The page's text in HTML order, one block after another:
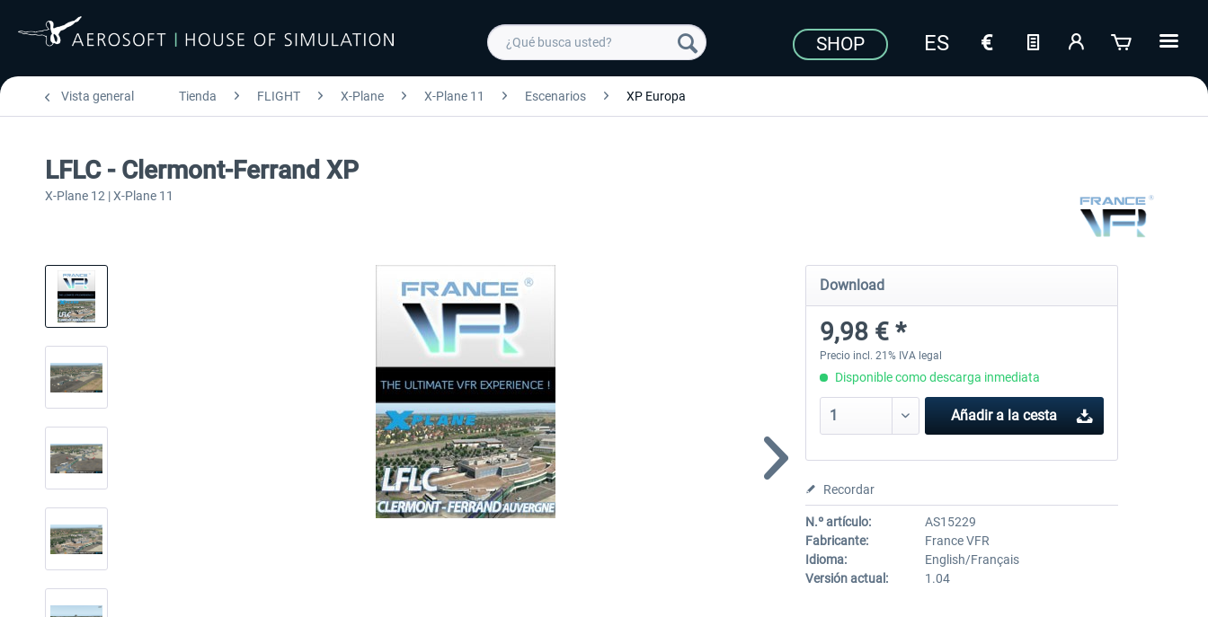
SHOP
Vista general Tienda FLIGHT X-Plane X-Plane 11 Escenarios XP Europa
LFLC - Clermont-Ferrand XP
X-Plane 12 | X-Plane 11
Download
9,98 € *
Precio incl. 21% IVA legal
Disponible como descarga inmediata
Añadir a la cesta
Recordar
N.º artículo:
AS15229
Fabricante:
France VFR
Idioma:
English/Français
Versión actual:
1.04